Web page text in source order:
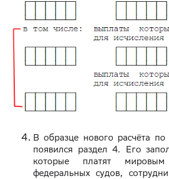
В образце нового расчёта по
появился раздел 4. Его
которые платят
федеральных судов,